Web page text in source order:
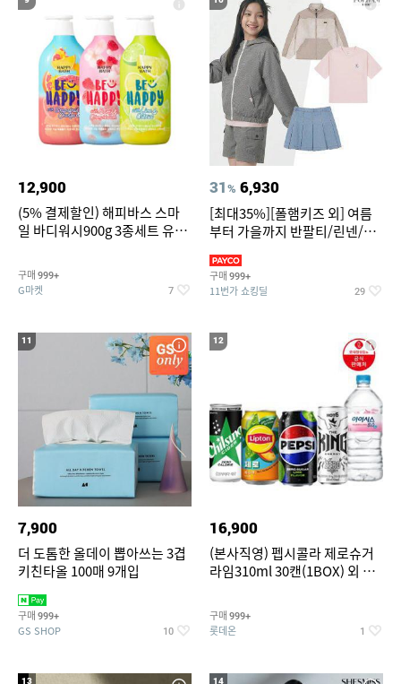
12,900
(5% 결제할인) 해피바스 스마
일 바디워시900g 3종세트 유
구매 999+
G마켓 7
31% 6,930
[최대35%][폴햄키즈 외] 여름
부터 가을까지 반팔티/린넨/맨
구매 999+
11번가 쇼킹딜 29
11
7,900
더 도톰한 올데이 뽑아쓰는 3겹
키친타올 100매 9개입
구매 999+
GS SHOP 10
12
16,900
(본사직영) 펩시콜라 제로슈거
라임310ml 30캔(1BOX) 외 롯
구매 999+
롯데온 1
13 14